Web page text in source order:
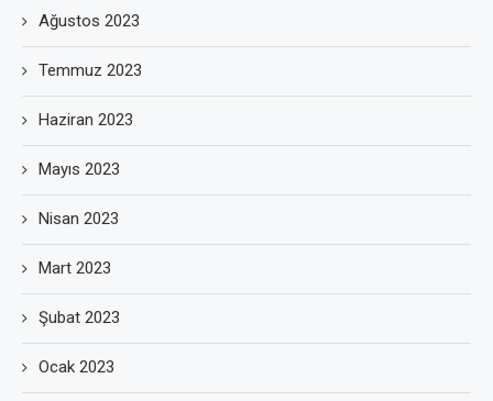
Ağustos 2023
Temmuz 2023
Haziran 2023
Mayıs 2023
Nisan 2023
Mart 2023
Şubat 2023
Ocak 2023